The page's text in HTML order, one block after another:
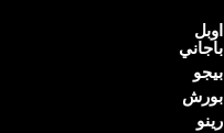
‏اوبل‏
باجاني
‏بيجو‏
‏بورش‏
‏رينو‏